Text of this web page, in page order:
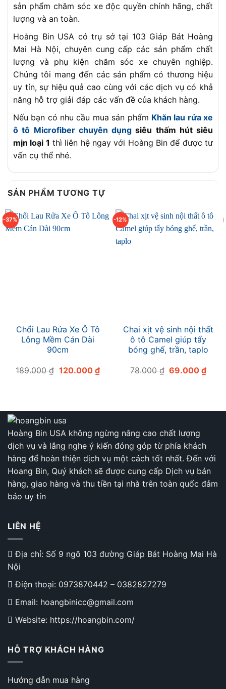
sản phẩm chăm sóc xe độc quyền chính hãng, chất
lượng và an toàn.
Hoàng Bin USA có trụ sở tại 103 Giáp Bát Hoàng
Mai Hà Nội, chuyên cung cấp các sản phẩm chất
lượng và phụ kiện chăm sóc xe chuyên nghiệp.
Chúng tôi mang đến các sản phẩm có thương hiệu
uy tín, sự hiệu quả cao cùng với các dịch vụ có khả
năng hỗ trợ giải đáp các vấn đề của khách hàng.
Nếu bạn có nhu cầu mua sản phẩm Khăn lau rửa xe
ô tô Microfiber chuyên dụng siêu thấm hút siêu
mịn loại 1 thì liên hệ ngay với Hoàng Bin để được tư
vấn cụ thể nhé.
SẢN PHẨM TƯƠNG TỰ
-37%
Chổi Lau Rửa Xe Ô Tô
Lông Mềm Cán Dài
90cm
189.000₫ Giá
120.000 ₫Giá
hiện
-12%
Chai xịt vệ sinh nội thất
ô tô Camel giúp tẩy
bóng ghế, trần, taplo
78.000₫ Giá
69.000₫Giá
Hoàng Bin USA không ngừng nâng cao chất lượng
dịch vụ và lắng nghe ý kiến đóng góp từ phía khách
hàng để hoàn thiện dịch vụ một cách tốt nhất. Đến với
Hoang Bin, Quý khách sẽ được cung cấp Dịch vụ bán
hàng, giao hàng và thu tiền tại nhà trên toàn quốc đảm
bảo uy tín
LIÊN HỆ
Địa chỉ: Số 9 ngõ 103 đường Giáp Bát Hoàng Mai Hà
Nội
Điện thoại: 0973870442 – 0382827279
Email: hoangbinicc@gmail.com
Website: https://hoangbin.com/
HỖ TRỢ KHÁCH HÀNG
Hướng dẫn mua hàng